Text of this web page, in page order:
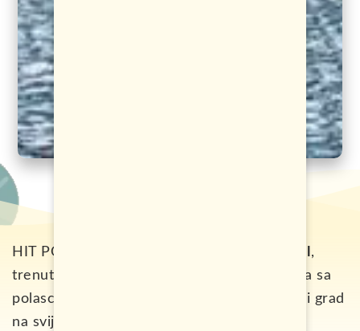
HIT PONUDA!
,
trenutno mogu da se kupe za samo 114 evra sa
polascima
a let je za najljepši grad
na svijetu, Rio de Žaneiro.